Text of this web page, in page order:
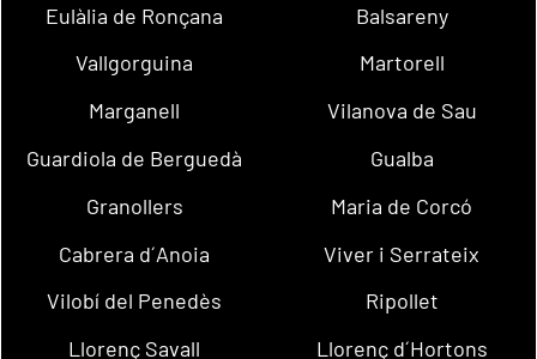
Eulàlia de Ronçana
Balsareny
Vallgorguina
Martorell
Marganell
Vilanova de Sau
Guardiola de Berguedà
Gualba
Granollers
Maria de Corcó
Cabrera d´Anoia
Viver i Serrateix
Vilobí del Penedès
Ripollet
Llorenç Savall
Llorenç d´Hortons